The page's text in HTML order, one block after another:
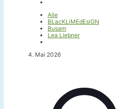
Alle
BLacKLiMEdEsiGN
Busam
Lea Liebner
4. Mai 2026